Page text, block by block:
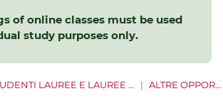
of online classes must be used
study purposes only.
STUDENTI LAUREE E LAUREE MAGISTRALI ALTRE OPPORTUNITÀ